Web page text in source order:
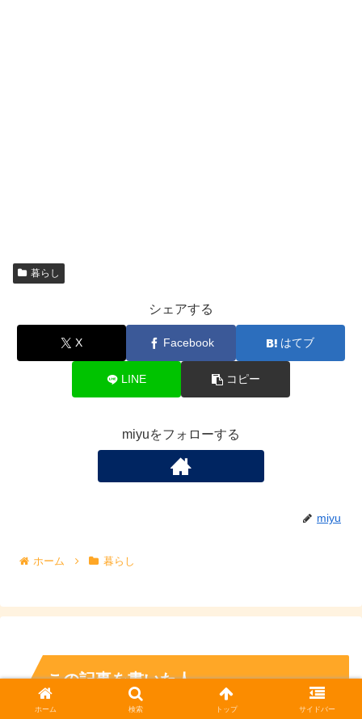
暮らし
シェアする
X Facebook はてブ
LINE コピー
miyuをフォローする
miyu
ホーム 暮らし
この記事を書いた人
ホーム 検索 トップ サイドバー